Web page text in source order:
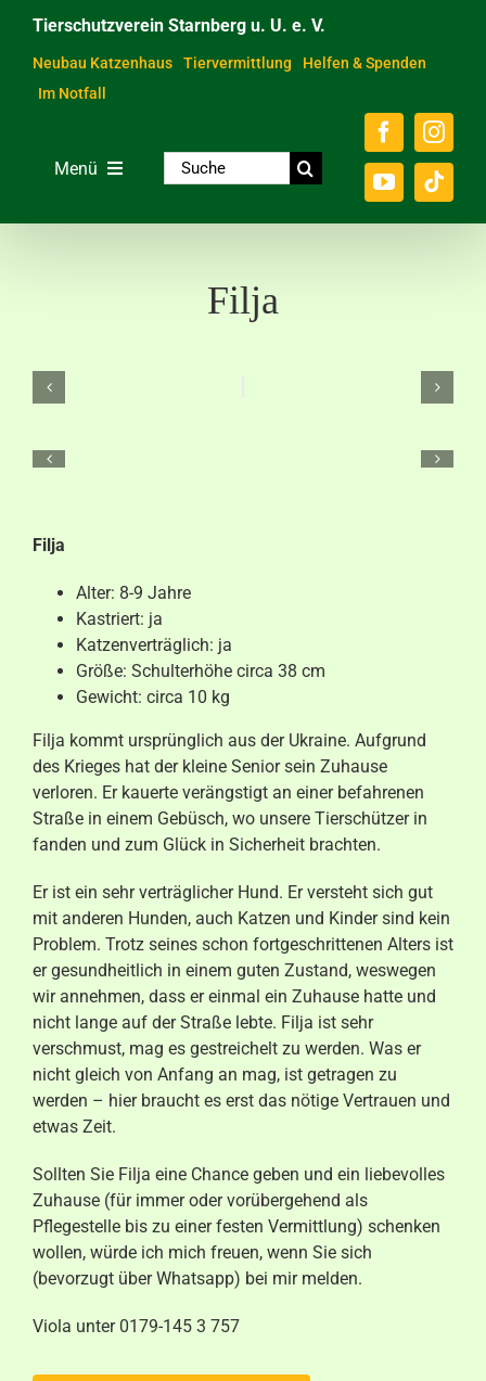
Inhalt
springen
Tierschutzverein Starnberg u. U. e. V.
Neubau Katzenhaus Tiervermittlung
Helfen & Spenden
Im Notfall
Menü
Ratgeber & Service
Suche
nach:
Filja
Filja
Alter: 8-9 Jahre
Kastriert: ja
Katzenverträglich: ja
Größe: Schulterhöhe circa 38 cm
Gewicht: circa 10 kg
Filja kommt ursprünglich aus der Ukraine. Aufgrund
des Krieges hat der kleine Senior sein Zuhause
verloren. Er kauerte verängstigt an einer befahrenen
Straße in einem Gebüsch, wo unsere Tierschützer in
fanden und zum Glück in Sicherheit brachten.
Er ist ein sehr verträglicher Hund. Er versteht sich gut
mit anderen Hunden, auch Katzen und Kinder sind kein
Problem. Trotz seines schon fortgeschrittenen Alters ist
er gesundheitlich in einem guten Zustand, weswegen
wir annehmen, dass er einmal ein Zuhause hatte und
nicht lange auf der Straße lebte. Filja ist sehr
verschmust, mag es gestreichelt zu werden. Was er
nicht gleich von Anfang an mag, ist getragen zu
werden – hier braucht es erst das nötige Vertrauen und
etwas Zeit.
Sollten Sie Filja eine Chance geben und ein liebevolles
Zuhause (für immer oder vorübergehend als
Pflegestelle bis zu einer festen Vermittlung) schenken
wollen, würde ich mich freuen, wenn Sie sich
(bevorzugt über Whatsapp) bei mir melden.
Viola unter 0179-145 3 757